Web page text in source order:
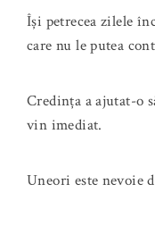
Își petrecea zilele
care nu le putea
Credința a ajutat-o
vin imediat.
Uneori este nevoie